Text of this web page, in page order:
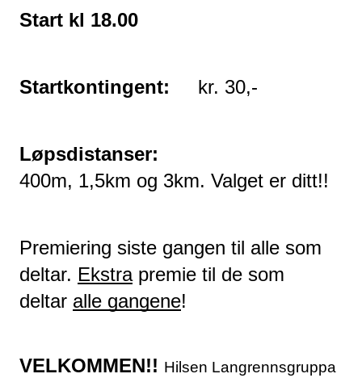
Start kl 18.00
Startkontingent: kr. 30,-
Løpsdistanser:
400m, 1,5km og 3km. Valget er ditt!!
Premiering siste gangen til alle som
deltar. Ekstra premie til de som
deltar alle gangene!
VELKOMMEN!! Hilsen Langrennsgruppa